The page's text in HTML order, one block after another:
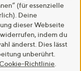
Streitschlichtung
ist QVC
(für essenzielle
Deine
dieser Webseite
indem du
änderst. Dies lässt
unberührt.
Cookie-Richtlinie